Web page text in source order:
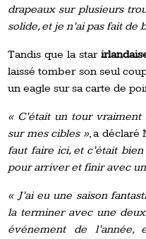
drapeaux sur plusieurs
solide, et je n’ai pas fait de
Tandis que la star
laissé tomber son seul
un eagle sur sa carte de
« C’était un tour
sur mes cibles », a déclaré
faut faire ici, et c’était
pour arriver et finir avec
« J’ai eu une saison
la terminer avec une
événement de